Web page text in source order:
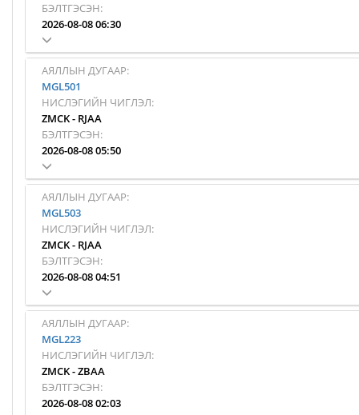
БЭЛТГЭСЭН:
2026-08-08 06:30
АЯЛЛЫН ДУГААР:
MGL501
НИСЛЭГИЙН ЧИГЛЭЛ:
ZMCK- RJAA
БЭЛТГЭСЭН:
2026-08-08 05:50
АЯЛЛЫН ДУГААР:
MGL503
НИСЛЭГИЙН ЧИГЛЭЛ:
ZMCK- RJAA
БЭЛТГЭСЭН:
2026-08-08 04:51
АЯЛЛЫН ДУГААР:
MGL223
НИСЛЭГИЙН ЧИГЛЭЛ:
ZMCK-ZBAA
БЭЛТГЭСЭН:
2026-08-08 02:03